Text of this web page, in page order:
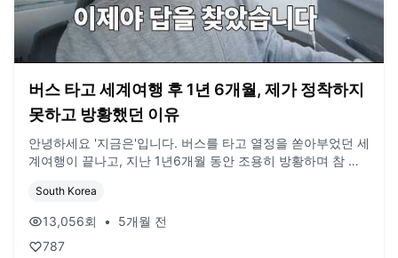
버스 타고 세계여행 후 1년 6개월, 제가 정착하지
못하고 방황했던 이유
안녕하세요 '지금은'입니다. 버스를 타고 열정을 쏟아부었던 세
계여행이 끝나고, 지난 1년6개월 동안 조용히 방황하며 참 많
찾지 못해 겉돌기도 했지만 붕어빵 장사도 하고, 지금의 일도
시작하며 다시금 무언가에 몰입하는 즐거움을 찾게 되었습니
다. 이제 여행에의 미련은 뒤로 하고, 한국 생활에도 충실하고,
다시 열정을 느낀 일을 위해 열심히 노력해보려 합니다. 😊 /음
South Korea
13,056회 •
5개월 전
787